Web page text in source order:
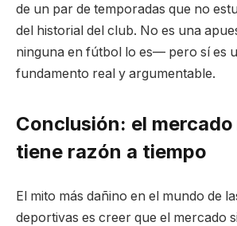
de un par de temporadas que no
del historial del club. No es una
ninguna en fútbol lo es— pero sí es
fundamento real y argumentable.
Conclusión: el
tiene razón a tiempo
El mito más dañino en el mundo de
deportivas es creer que el mercado